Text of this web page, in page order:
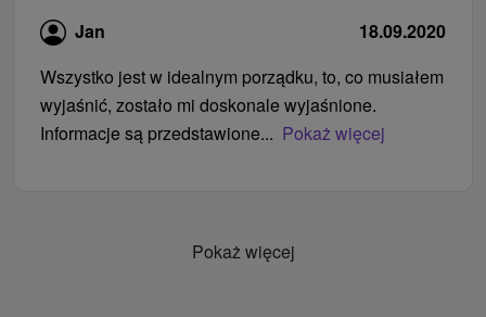
Jan
18.09.2020
Wszystko jest w idealnym porządku, to, co musiałem
wyjaśnić, zostało mi doskonale wyjaśnione.
Informacje są przedstawione... Pokaż więcej
Pokaż więcej